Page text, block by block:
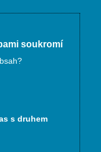
soukromí
s druhem